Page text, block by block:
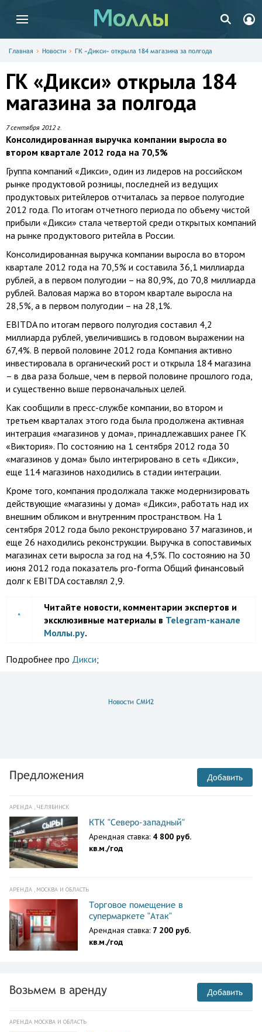
Главная Новости ГК «Дикси» открыла 184 магазина за полгода
ГК «Дикси» открыла 184
магазина за полгода
7 сентября 2012 г.
Консолидированная выручка компании выросла во
втором квартале 2012 года на 70,5%
Группа компаний «Дикси», один из лидеров на российском
рынке продуктовой розницы, последней из ведущих
продуктовых ритейлеров отчиталась за первое полугодие
2012 года. По итогам отчетного периода по объему чистой
прибыли «Дикси» стала четвертой среди открытых компаний
на рынке продуктового ритейла в России.
Консолидированная выручка компании выросла во втором
квартале 2012 года на 70,5% и составила 36,1 миллиарда
рублей, а в первом полугодии – на 80,9%, до 70,8 миллиарда
рублей. Валовая маржа во втором квартале выросла на
28,5%, а в первом полугодии – на 28,1%.
EBITDA по итогам первого полугодия составил 4,2
миллиарда рублей, увеличившись в годовом выражении на
67,4%. В первой половине 2012 года Компания активно
инвестировала в органический рост и открыла 184 магазина
– в два раза больше, чем в первой половине прошлого года,
и существенно выше первоначальных целей.
Как сообщили в пресс-службе компании, во втором и
третьем кварталах этого года была продолжена активная
интеграция «магазинов у дома», принадлежавших ранее ГК
«Виктория». По состоянию на 1 сентября 2012 года 30
«магазинов у дома» было интегрировано в сеть «Дикси»,
еще 114 магазинов находились в стадии интеграции.
Кроме того, компания продолжала также модернизировать
действующие «магазины у дома» «Дикси», работать над их
внешним обликом и внутренним пространством. На 1
сентября 2012 года было реконструировано 37 магазинов, и
еще 26 находились реконструкции. Выручка в сопоставимых
магазинах сети выросла за год на 4,5%. По состоянию на 30
июня 2012 года показатель pro-forma Общий финансовый
долг к EBITDA составлял 2,9.
Читайте новости, комментарии экспертов и
эксклюзивные материалы в Telegram-канале
Моллы.ру.
Подробнее про Дикси;
Новости СМИ2
Предложения Добавить
АРЕНДА , ЧЕЛЯБИНСК
КТК "Северо-западный"
Арендная ставка: 4 800 руб.
кв.м./год
АРЕНДА , МОСКВА И ОБЛАСТЬ
Торговое помещение в
супермаркете "Атак"
Арендная ставка: 7 200 руб.
кв.м./год
Возьмем в аренду Добавить
АРЕНДА МОСКВА И ОБЛАСТЬ